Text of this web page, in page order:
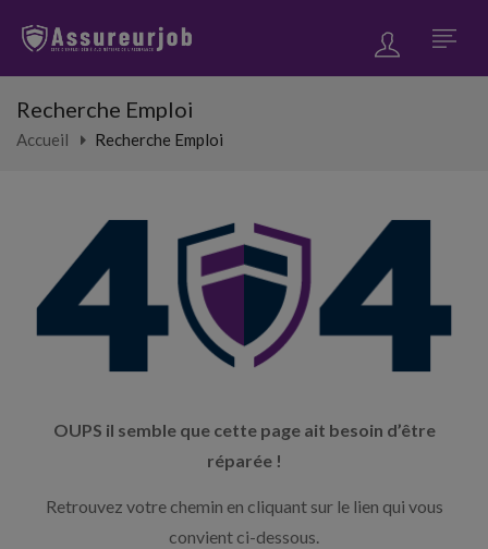
Recherche Emploi
Accueil Recherche Emploi
OUPS il semble que cette page ait besoin d’être
réparée !
Retrouvez votre chemin en cliquant sur le lien qui vous
convient ci-dessous.